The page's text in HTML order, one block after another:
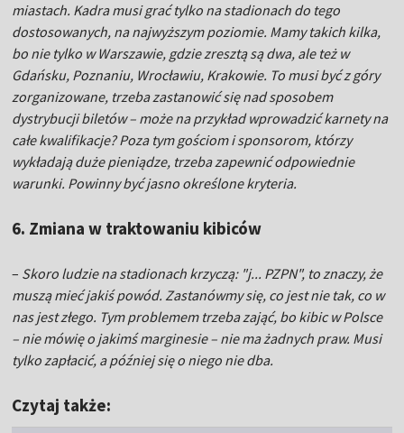
miastach. Kadra musi grać tylko na stadionach do tego
dostosowanych, na najwyższym poziomie. Mamy takich kilka,
bo nie tylko w Warszawie, gdzie zresztą są dwa, ale też w
Gdańsku, Poznaniu, Wrocławiu, Krakowie. To musi być z góry
zorganizowane, trzeba zastanowić się nad sposobem
dystrybucji biletów – może na przykład wprowadzić karnety na
całe kwalifikacje? Poza tym gościom i sponsorom, którzy
wykładają duże pieniądze, trzeba zapewnić odpowiednie
warunki. Powinny być jasno określone kryteria.
6. Zmiana w traktowaniu kibiców
– Skoro ludzie na stadionach krzyczą: "j... PZPN", to znaczy, że
muszą mieć jakiś powód. Zastanówmy się, co jest nie tak, co w
nas jest złego. Tym problemem trzeba zająć, bo kibic w Polsce
– nie mówię o jakimś marginesie – nie ma żadnych praw. Musi
tylko zapłacić, a później się o niego nie dba.
Czytaj także: